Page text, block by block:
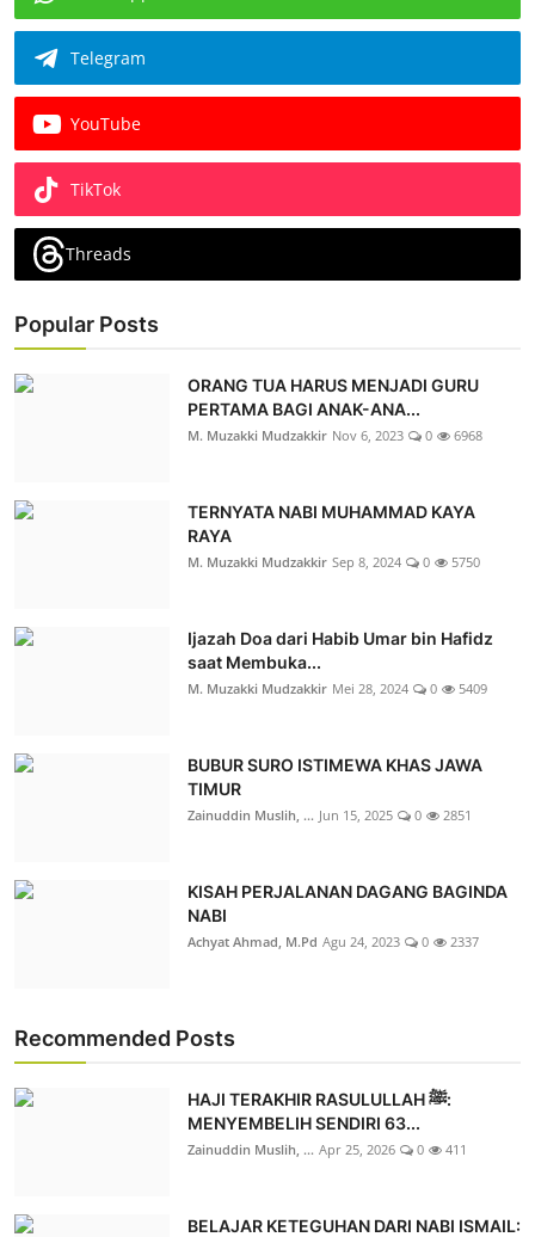
Telegram
YouTube
TikTok
Threads
Popular Posts
ORANG TUA HARUS MENJADI GURU
PERTAMA BAGI ANAK-ANA...
M. Muzakki Mudzakkir Nov 6, 2023 0 6968
TERNYATA NABI MUHAMMAD KAYA
RAYA
M. Muzakki Mudzakkir Sep 8, 2024 0 5750
Ijazah Doa dari Habib Umar bin Hafidz
saat Membuka...
M. Muzakki Mudzakkir Mei 28, 2024 0 5409
BUBUR SURO ISTIMEWA KHAS JAWA
TIMUR
Zainuddin Muslih, ... Jun 15, 2025 0 2851
KISAH PERJALANAN DAGANG BAGINDA
NABI
Achyat Ahmad, M.Pd Agu 24, 2023 0 2337
Recommended Posts
HAJI TERAKHIR RASULULLAH ﷺ:
MENYEMBELIH SENDIRI 63...
Zainuddin Muslih, ... Apr 25, 2026 0 411
BELAJAR KETEGUHAN DARI NABI ISMAIL: